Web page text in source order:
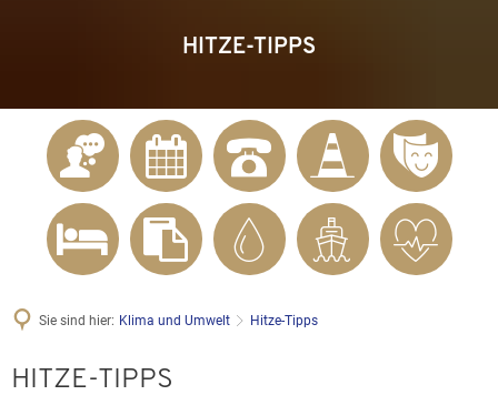
HITZE-TIPPS
Sie sind hier: Klima und Umwelt Hitze-Tipps
HITZE-TIPPS